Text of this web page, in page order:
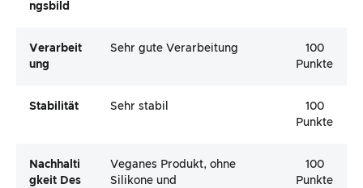
Ngsbild
Verarbeit
Ung
Sehr gute Verarbeitung
100
Punkte
Stabilität Sehr stabil
100
Punkte
Nachhalti
Gkeit Des
Veganes Produkt, ohne
Silikone und
100
Punkte